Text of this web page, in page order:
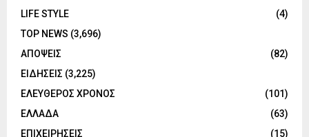
LIFE STYLE
(4)
TOP NEWS (3,696)
ΑΠΟΨΕΙΣ
(82)
ΕΙΔΗΣΕΙΣ (3,225)
ΕΛΕΥΘΕΡΟΣ ΧΡΟΝΟΣ
(101)
ΕΛΛΑΔΑ
(63)
ΕΠΙΧΕΙΡΗΣΕΙΣ
(15)